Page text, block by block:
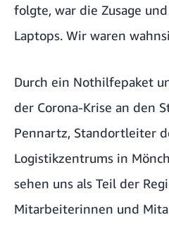
folgte, war die Zusage
Laptops. Wir waren
Durch ein Nothilfepaket
der Corona-Krise an den
Pennartz, Standortleiter
Logistikzentrums in
sehen uns als Teil der
Mitarbeiterinnen und